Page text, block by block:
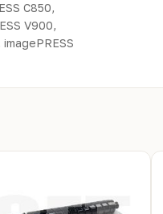
C850,
V900,